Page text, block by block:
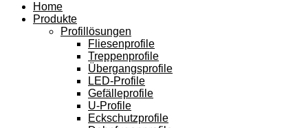
Home
Produkte
Profillösungen
Fliesenprofile
Treppenprofile
Übergangsprofile
LED-Profile
Gefälleprofile
U-Profile
Eckschutzprofile